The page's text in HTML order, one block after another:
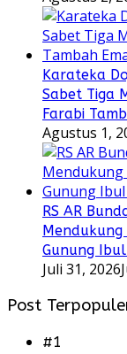
Karateka
Sabet Tiga
Farabi
Agustus 1,
RS AR
Gunung
Juli 31, 2026
Post
#1